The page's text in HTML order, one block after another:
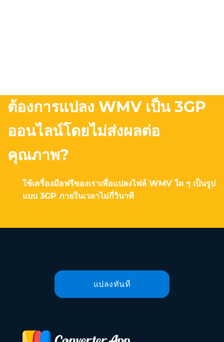
ต้องการแปลง WMV เป็น 3GP
ออนไลน์โดยไม่ส่งผลต่อ
คุณภาพ?
ใช้เครื่องมือฟรีของเราเพื่อแปลงไฟล์ WMV ใด ๆ เป็นรูป
แบบ 3GP ภายในเวลาไม่กี่วินาที
แปลงทันที